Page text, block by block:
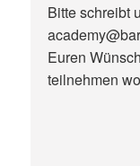
Bitte schreibt
Euren
teilnehmen